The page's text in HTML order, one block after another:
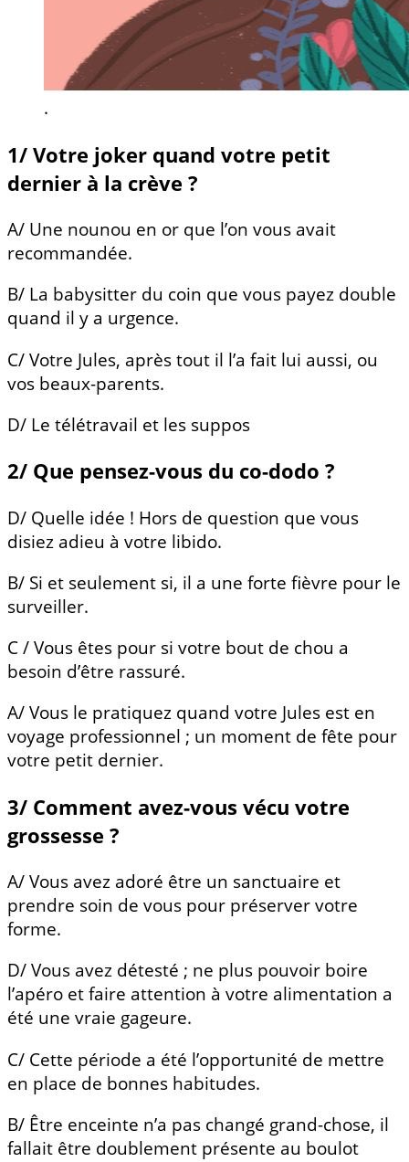
.
1/ Votre joker quand votre petit
dernier à la crève ?
A/ Une nounou en or que l’on vous avait
recommandée.
B/ La babysitter du coin que vous payez double
quand il y a urgence.
C/ Votre Jules, après tout il l’a fait lui aussi, ou
vos beaux-parents.
D/ Le télétravail et les suppos
2/ Que pensez-vous du co-dodo ?
D/ Quelle idée ! Hors de question que vous
disiez adieu à votre libido.
B/ Si et seulement si, il a une forte fièvre pour le
surveiller.
C / Vous êtes pour si votre bout de chou a
besoin d’être rassuré.
A/ Vous le pratiquez quand votre Jules est en
voyage professionnel ; un moment de fête pour
votre petit dernier.
3/ Comment avez-vous vécu votre
grossesse ?
A/ Vous avez adoré être un sanctuaire et
prendre soin de vous pour préserver votre
forme.
D/ Vous avez détesté ; ne plus pouvoir boire
l’apéro et faire attention à votre alimentation a
été une vraie gageure.
C/ Cette période a été l’opportunité de mettre
en place de bonnes habitudes.
B/ Être enceinte n’a pas changé grand-chose, il
fallait être doublement présente au boulot